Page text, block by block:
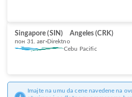
Singapore (SIN) Angeles (CRK)
пон 31. авг Direktno
Cebu Pacific
Imajte na umu da cene navedene na